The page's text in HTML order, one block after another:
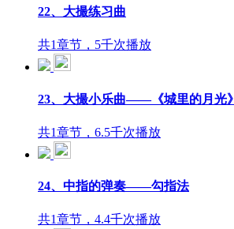
22、大撮练习曲
共1章节，5千次播放
23、大撮小乐曲——《城里的月光》
共1章节，6.5千次播放
24、中指的弹奏——勾指法
共1章节，4.4千次播放